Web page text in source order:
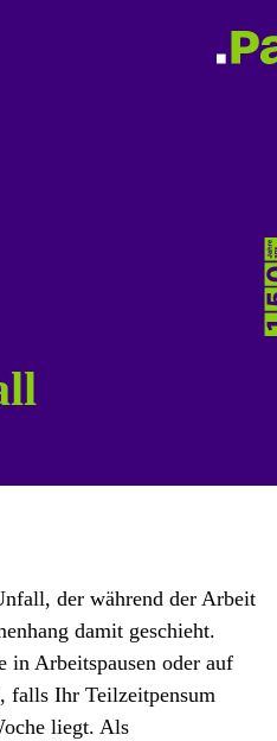
der während der Arbeit
damit geschieht.
in Arbeitspausen oder auf
falls Ihr Teilzeitpensum
liegt. Als